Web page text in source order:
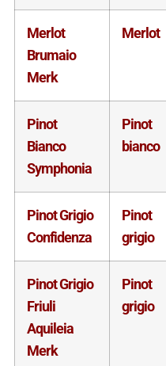
Merlot
Brumaio
Merk
Merlot
Pinot
Bianco
Symphonia
Pinot
bianco
Pinot Grigio
Confidenza
Pinot
grigio
Pinot Grigio
Friuli
Aquileia
Merk
Pinot
grigio